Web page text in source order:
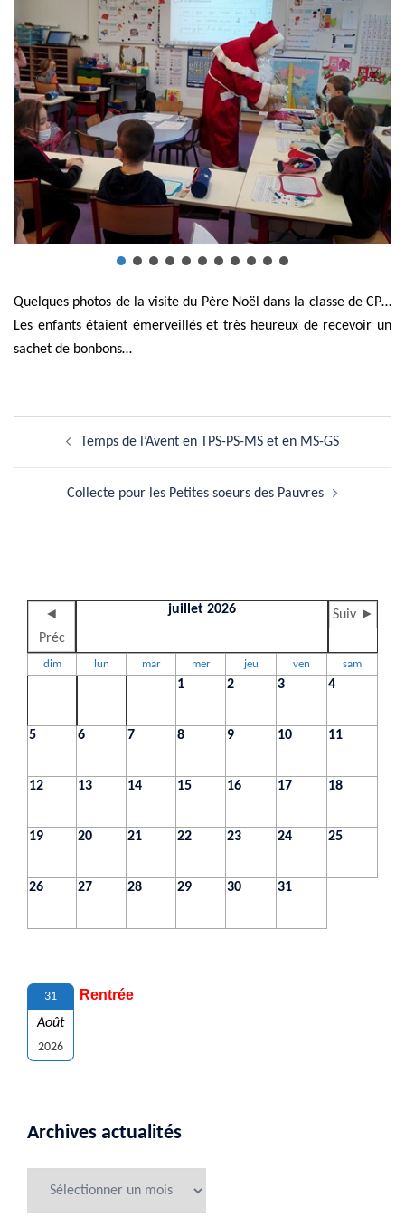
Quelques photos de la visite du Père Noël dans la classe de CP…
Les enfants étaient émerveillés et très heureux de recevoir un
sachet de bonbons…
d’articleTemps de l’Avent en TPS-PS-MS et en MS-GS
Collecte pour les Petites soeurs des Pauvres
◄
Préc
juillet 2026 Suiv ►
dim lun mar mer jeu ven sam
1 2 3 4
5 6 7 8 9 10 11
12 13 14 15 16 17 18
19 20 21 22 23 24 25
26 27 28 29 30 31
31
Août
2026
Rentrée
Archives actualités